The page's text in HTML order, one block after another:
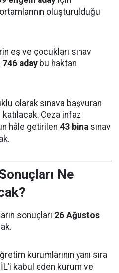
oluşturulduğu
eş ve çocukları sınav
746 aday bu haktan
olarak sınava başvuran
katılacak. Ceza infaz
hâle getirilen 43 bina sınav
Ne
sonuçları 26 Ağustos
kurumlarının yanı sıra
kabul eden kurum ve